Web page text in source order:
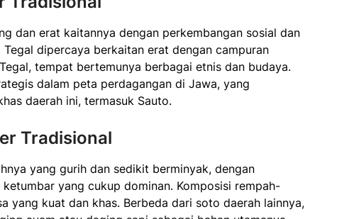
dan erat kaitannya dengan perkembangan sosial dan
dipercaya berkaitan erat dengan campuran
tempat bertemunya berbagai etnis dan budaya.
dalam peta perdagangan di Jawa, yang
daerah ini, termasuk Sauto.
Tradisional
yang gurih dan sedikit berminyak, dengan
yang cukup dominan. Komposisi rempah-
yang kuat dan khas. Berbeda dari soto daerah lainnya,